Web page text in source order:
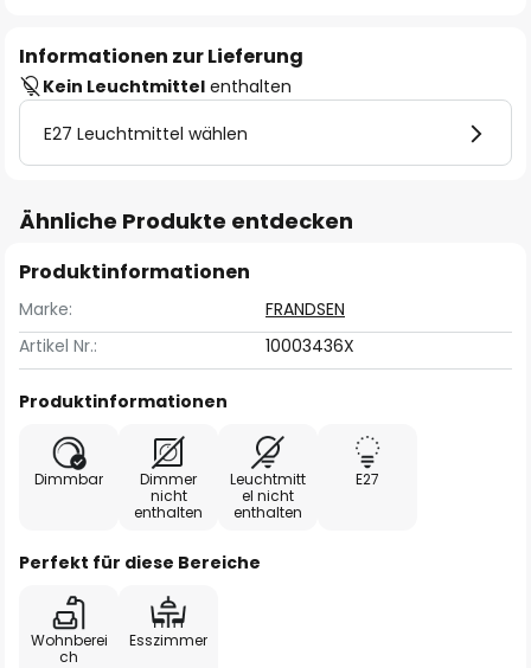
Informationen zur Lieferung
Kein Leuchtmittel enthalten
E27 Leuchtmittel wählen
Ähnliche Produkte entdecken
Produktinformationen
Marke:
FRANDSEN
Artikel Nr.:
10003436X
Produktinformationen
Dimmbar
Dimmer
nicht
enthalten
Leuchtmitt
el nicht
enthalten
E27
Perfekt für diese Bereiche
Wohnberei
ch
Esszimmer